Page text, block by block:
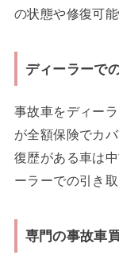
の状態や修復可
ディーラーで
事故車をディー
が全額保険でカ
復歴がある車は
ーラーでの引き
専門の事故車